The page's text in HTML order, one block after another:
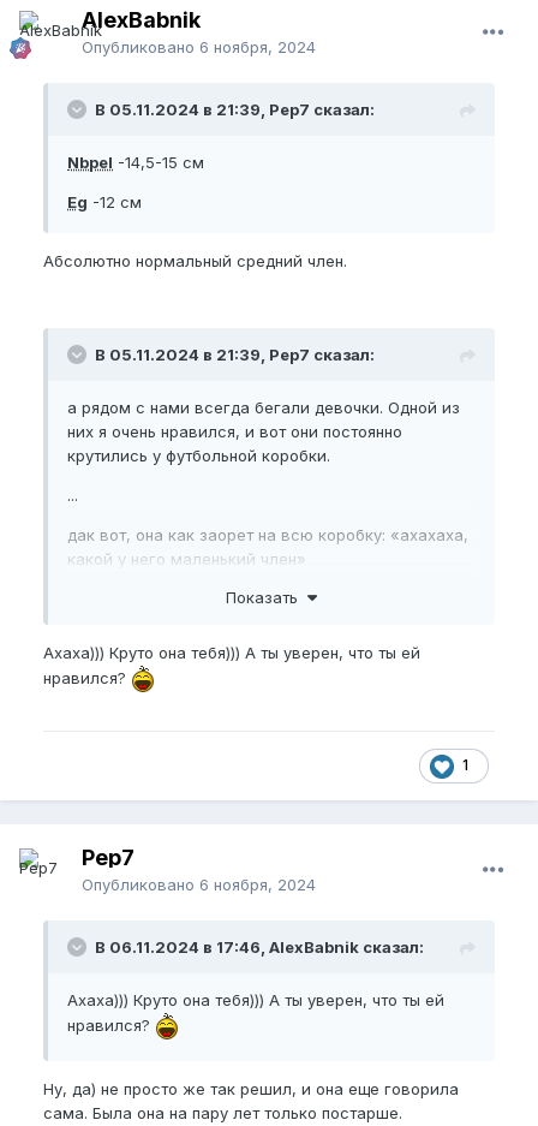
AlexBabnik
Опубликовано 6 ноября, 2024
В 05.11.2024 в 21:39, Pep7 сказал:
Nbpel -14,5-15 см
Eg -12 см
Абсолютно нормальный средний член.
В 05.11.2024 в 21:39, Pep7 сказал:
а рядом с нами всегда бегали девочки. Одной из
них я очень нравился, и вот они постоянно
крутились у футбольной коробки.
...
дак вот, она как заорет на всю коробку: «ахахаха,
какой у него маленький член»
Показать
Ахаха))) Круто она тебя))) А ты уверен, что ты ей
нравился?
1
Pep7
Опубликовано 6 ноября, 2024
В 06.11.2024 в 17:46, AlexBabnik сказал:
Ахаха))) Круто она тебя))) А ты уверен, что ты ей
нравился?
Ну, да) не просто же так решил, и она еще говорила
сама. Была она на пару лет только постарше.